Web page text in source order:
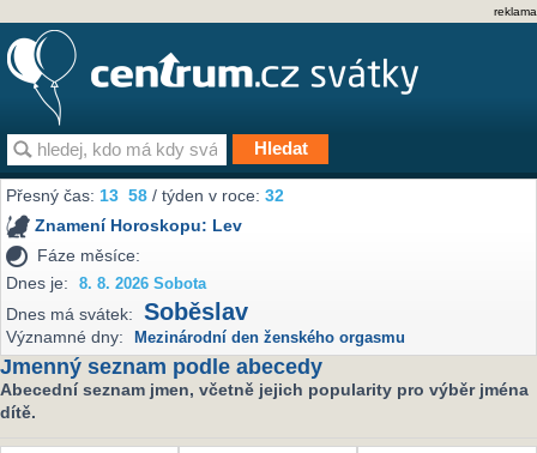
reklama
Přesný čas:13 58 / týden v roce:32
Znamení Horoskopu: Lev
Fáze měsíce:
Dnes je:
8. 8. 2026 Sobota
Dnes má svátek: Soběslav
Významné dny: Mezinárodní den ženského orgasmu
Jmenný seznam podle abecedy
Abecední seznam jmen, včetně jejich popularity pro výběr jména
dítě.